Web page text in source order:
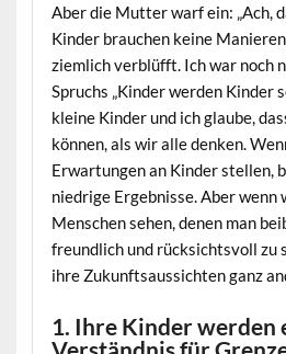
Aber die Mutter warf ein: „Ach,
Kinder brauchen keine Manieren
ziemlich verblüfft. Ich war noch
Spruchs „Kinder werden Kinder
kleine Kinder und ich glaube,
können, als wir alle denken.
Erwartungen an Kinder stellen,
niedrige Ergebnisse. Aber wenn
Menschen sehen, denen man
freundlich und rücksichtsvoll zu
ihre Zukunftsaussichten ganz
1. Ihre Kinder werden